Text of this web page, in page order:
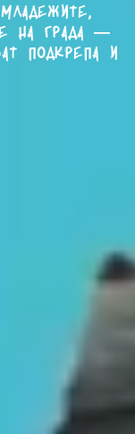
на града —
подкрепа и